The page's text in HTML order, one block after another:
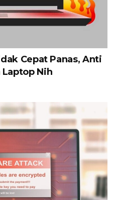
Cepat Panas, Anti
Nih